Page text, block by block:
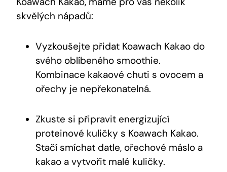
skvělých nápadů:
Vyzkoušejte přidat Koawach Kakao do​
svého oblíbeného smoothie.
‌Kombinace kakaové⁢ chuti‍ s ovocem a
ořechy je nepřekonatelná.
Zkuste si připravit energizující
proteinové kuličky s Koawach⁣ Kakao.
Stačí smíchat datle, ořechové máslo a
kakao a vytvořit‍ malé‌ kuličky.